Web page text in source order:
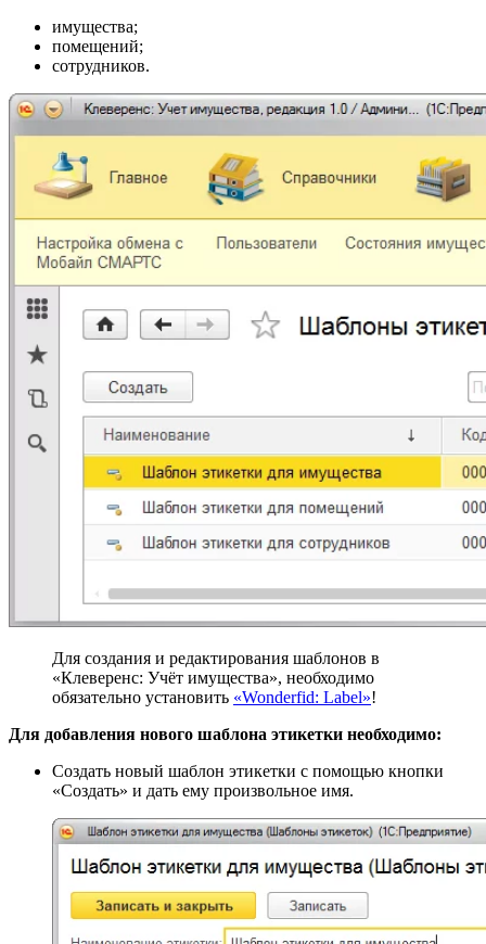
имущества;
помещений;
сотрудников.
Для создания и редактирования шаблонов в
«Клеверенс: Учёт имущества», необходимо
обязательно установить «Wonderfid: Label»!
Для добавления нового шаблона этикетки необходимо:
Создать новый шаблон этикетки с помощью кнопки
«Создать» и дать ему произвольное имя.